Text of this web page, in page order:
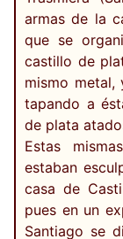
armas de la
que se
castillo de
mismo
tapando a
de plata
Estas
estaban
casa de
pues en un
Santiago se